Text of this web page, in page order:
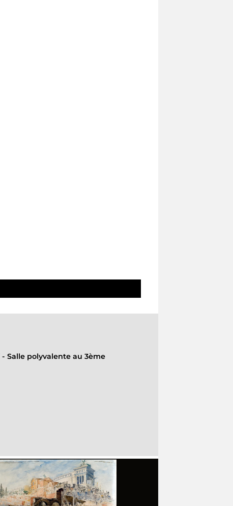
- Salle polyvalente au 3ème